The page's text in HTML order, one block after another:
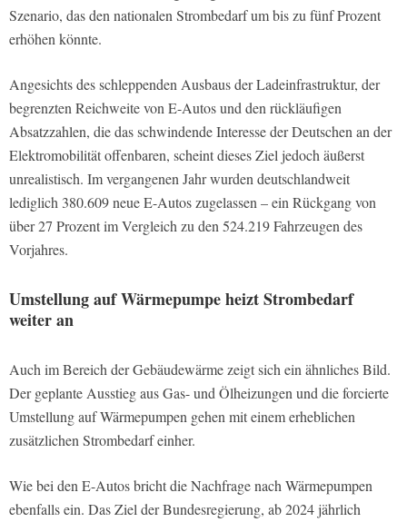
Szenario, das den nationalen Strombedarf um bis zu fünf Prozent
erhöhen könnte.
Angesichts des schleppenden Ausbaus der Ladeinfrastruktur, der
begrenzten Reichweite von E-Autos und den rückläufigen
Absatzzahlen, die das schwindende Interesse der Deutschen an der
Elektromobilität offenbaren, scheint dieses Ziel jedoch äußerst
unrealistisch. Im vergangenen Jahr wurden deutschlandweit
lediglich 380.609 neue E-Autos zugelassen – ein Rückgang von
über 27 Prozent im Vergleich zu den 524.219 Fahrzeugen des
Vorjahres.
Umstellung auf Wärmepumpe heizt Strombedarf
weiter an
Auch im Bereich der Gebäudewärme zeigt sich ein ähnliches Bild.
Der geplante Ausstieg aus Gas- und Ölheizungen und die forcierte
Umstellung auf Wärmepumpen gehen mit einem erheblichen
zusätzlichen Strombedarf einher.
Wie bei den E-Autos bricht die Nachfrage nach Wärmepumpen
ebenfalls ein. Das Ziel der Bundesregierung, ab 2024 jährlich